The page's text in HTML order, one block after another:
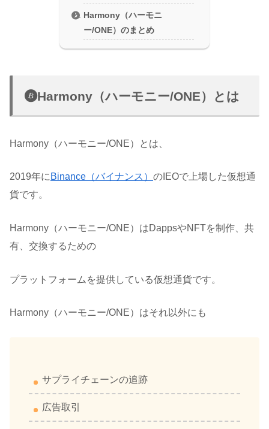
Harmony（ハーモニ
ー/ONE）のまとめ
Harmony（ハーモニー/ONE）とは
Harmony（ハーモニー/ONE）とは、
2019年にBinance（バイナンス） のIEOで上場した仮想通
貨です。
Harmony（ハーモニー/ONE）はDappsやNFTを制作、共
有、交換するための
プラットフォームを提供している仮想通貨です。
Harmony（ハーモニー/ONE）はそれ以外にも
サプライチェーンの追跡
広告取引